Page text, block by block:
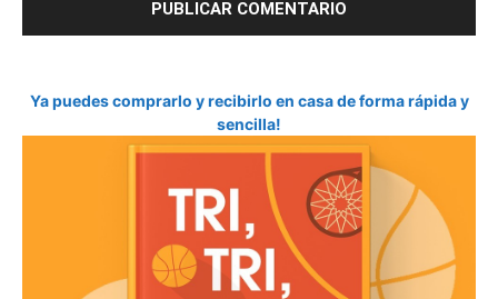
Ya puedes comprarlo y recibirlo en casa de forma rápida y
sencilla!